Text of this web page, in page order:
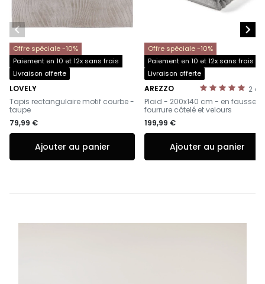
Offre spéciale -10%
Paiement en 10 et 12x sans frais
Livraison offerte
LOVELY
-
Tapis rectangulaire motif courbe -
taupe
79,99 €
Ajouter au panier
Offre spéciale -10%
Paiement en 10 et 12x sans frais
Livraison offerte
2
AREZZO
-
Plaid - 200x140 cm - en fausse
fourrure côtelé et velours
199,99 €
Ajouter au panier
 